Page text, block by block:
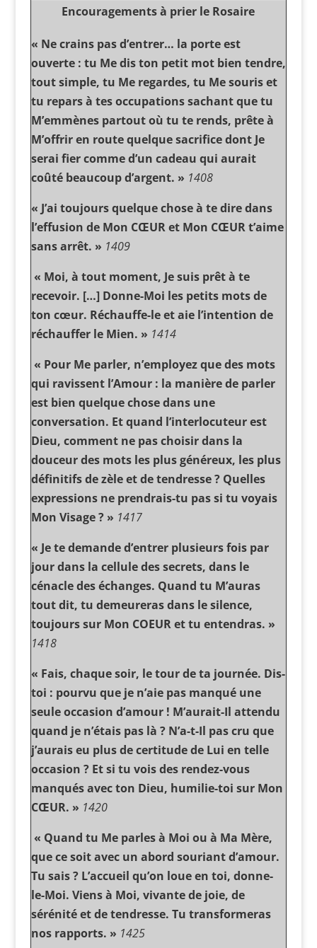
Encouragements à prier le Rosaire
« Ne crains pas d’entrer… la porte est
ouverte : tu Me dis ton petit mot bien tendre,
tout simple, tu Me regardes, tu Me souris et
tu repars à tes occupations sachant que tu
M’emmènes partout où tu te rends, prête à
M’offrir en route quelque sacrifice dont Je
serai fier comme d’un cadeau qui aurait
coûté beaucoup d’argent. » 1408
« J’ai toujours quelque chose à te dire dans
l’effusion de Mon CŒUR et Mon CŒUR t’aime
sans arrêt. » 1409
« Moi, à tout moment, Je suis prêt à te
recevoir. […] Donne-Moi les petits mots de
ton cœur. Réchauffe-le et aie l’intention de
réchauffer le Mien. » 1414
« Pour Me parler, n’employez que des mots
qui ravissent l’Amour : la manière de parler
est bien quelque chose dans une
conversation. Et quand l’interlocuteur est
Dieu, comment ne pas choisir dans la
douceur des mots les plus généreux, les plus
définitifs de zèle et de tendresse ? Quelles
expressions ne prendrais-tu pas si tu voyais
Mon Visage ? » 1417
« Je te demande d’entrer plusieurs fois par
jour dans la cellule des secrets, dans le
cénacle des échanges. Quand tu M’auras
tout dit, tu demeureras dans le silence,
toujours sur Mon COEUR et tu entendras. »
1418
« Fais, chaque soir, le tour de ta journée. Dis-
toi : pourvu que je n’aie pas manqué une
seule occasion d’amour ! M’aurait-Il attendu
quand je n’étais pas là ? N’a-t-Il pas cru que
j’aurais eu plus de certitude de Lui en telle
occasion ? Et si tu vois des rendez-vous
manqués avec ton Dieu, humilie-toi sur Mon
CŒUR. » 1420
« Quand tu Me parles à Moi ou à Ma Mère,
que ce soit avec un abord souriant d’amour.
Tu sais ? L’accueil qu’on loue en toi, donne-
le-Moi. Viens à Moi, vivante de joie, de
sérénité et de tendresse. Tu transformeras
nos rapports. » 1425